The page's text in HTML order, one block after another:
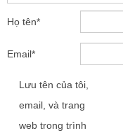
Họ tên*
Email*
Lưu tên của tôi,
email, và trang
web trong trình